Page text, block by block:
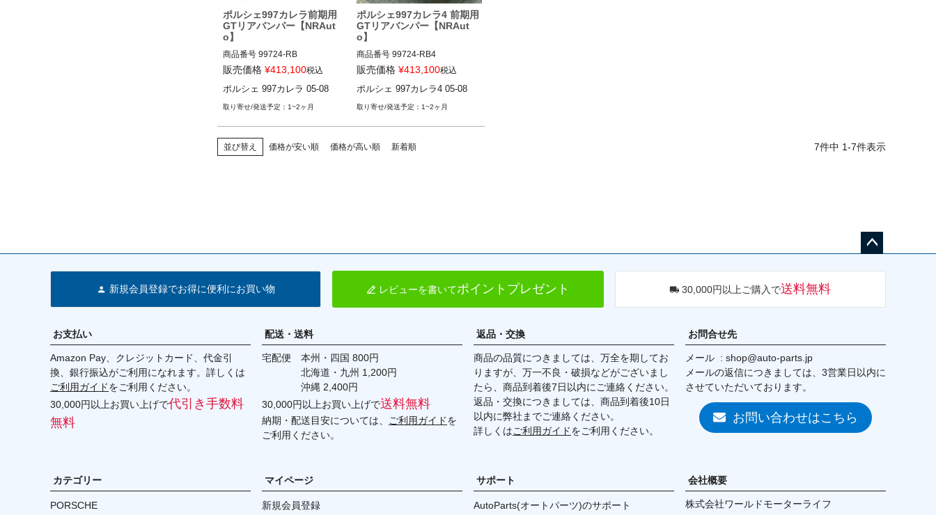
ポルシェ997カレラ前期用
GTリアバンパー【NRAut
o】
商品番号 99724-RB
99724-RB
販売価格 ¥413,100税込
ポルシェ 997カレラ 05-08
1~2ヶ月
ポルシェ997カレラ4 前期用
GTリアバンパー【NRAut
o】
商品番号 99724-RB4
99724-RB4
販売価格 ¥413,100税込
ポルシェ 997カレラ4 05-08
1~2ヶ月
並び替え 価格が安い順 価格が高い順 新着順 7件中 1-7件表示
へ
新規会員登録でお得に便利にお買い物 レビューを書いてポイントプレゼント 30,000円以上ご購入で送料無料
お支払い
Amazon Pay、クレジットカード、代金引
換、銀行振込がご利用になれます。詳しくは
ご利用ガイドをご利用ください。
30,000円以上お買い上げで代引き手数料
無料
配送・送料
宅配便 本州・四国 800円
北海道・九州 1,200円
沖縄 2,400円
30,000円以上お買い上げで送料無料
納期・配送目安については、 ご利用ガイドを
ご利用ください。
返品・交換
商品の品質につきましては、万全を期してお
りますが、万一不良・破損などがございまし
たら、商品到着後7日以内にご連絡ください。
返品・交換につきましては、商品到着後10日
以内に弊社までご連絡ください。
詳しくはご利用ガイドをご利用ください。
お問合せ先
メール
shop@auto-parts.jp
メールの返信につきましては、3営業日以内に
させていただいております。
お問い合わせはこちら
カテゴリー
PORSCHE
マイページ
新規会員登録
サポート
AutoParts(オートパーツ)のサポート
会社概要
株式会社ワールドモーターライフ